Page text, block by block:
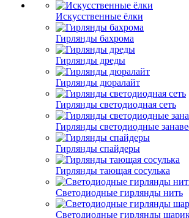
Искусственные ёлки
Гирлянды бахрома
Гирлянды дреды
Гирлянды дюралайт
Гирлянды светодиодная сеть
Гирлянды светодиодные
Гирлянды спайдеры
Гирлянды тающая сосулька
Светодиодные гирлянды нить
Светодиодные гирлянды